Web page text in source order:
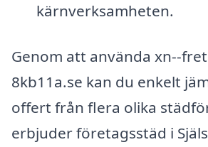
kärnverksamheten.
Genom att använda xn--
8kb11a.se kan du enkelt
offert från flera olika
erbjuder företagsstäd i